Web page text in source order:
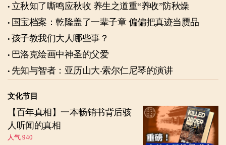
立秋知了嘶鸣应秋收 养生之道重“养收”防秋燥
国宝档案：乾隆盖了一辈子章 偏偏把真迹当赝品
孩子教我们大人哪些事？
巴洛克绘画中神圣的父爱
先知与智者：亚历山大‧索尔仁尼琴的演讲
文化节目
【百年真相】一本畅销书背后骇
人听闻的真相
人气 940